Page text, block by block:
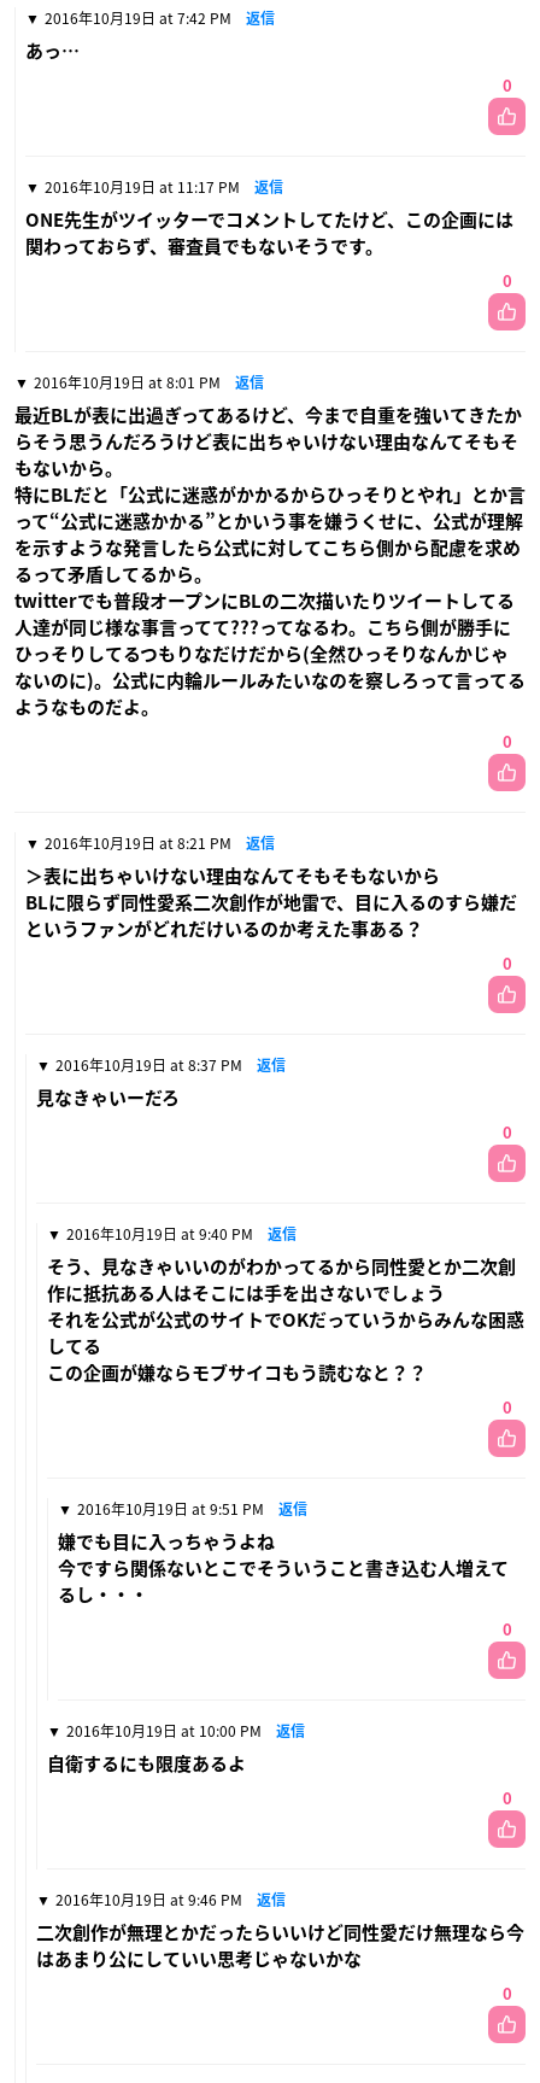
2016年10月19日 at 7:42 PM 返信
あっ…
0
2016年10月19日 at 11:17 PM 返信
ONE先生がツイッターでコメントしてたけど、この企画には
関わっておらず、審査員でもないそうです。
0
2016年10月19日 at 8:01 PM 返信
最近BLが表に出過ぎってあるけど、今まで自重を強いてきたか
らそう思うんだろうけど表に出ちゃいけない理由なんてそもそ
もないから。
特にBLだと「公式に迷惑がかかるからひっそりとやれ」とか言
って“公式に迷惑かかる”とかいう事を嫌うくせに、公式が理解
を示すような発言したら公式に対してこちら側から配慮を求め
るって矛盾してるから。
twitterでも普段オープンにBLの二次描いたりツイートしてる
人達が同じ様な事言ってて???ってなるわ。こちら側が勝手に
ひっそりしてるつもりなだけだから(全然ひっそりなんかじゃ
ないのに)。公式に内輪ルールみたいなのを察しろって言ってる
ようなものだよ。
0
2016年10月19日 at 8:21 PM 返信
＞表に出ちゃいけない理由なんてそもそもないから
BLに限らず同性愛系二次創作が地雷で、目に入るのすら嫌だ
というファンがどれだけいるのか考えた事ある？
0
2016年10月19日 at 8:37 PM 返信
見なきゃいーだろ
0
2016年10月19日 at 9:40 PM 返信
そう、見なきゃいいのがわかってるから同性愛とか二次創
作に抵抗ある人はそこには手を出さないでしょう
それを公式が公式のサイトでOKだっていうからみんな困惑
してる
この企画が嫌ならモブサイコもう読むなと？？
0
2016年10月19日 at 9:51 PM 返信
嫌でも目に入っちゃうよね
今ですら関係ないとこでそういうこと書き込む人増えて
るし・・・
0
2016年10月19日 at 10:00 PM 返信
自衛するにも限度あるよ
0
2016年10月19日 at 9:46 PM 返信
二次創作が無理とかだったらいいけど同性愛だけ無理なら今
はあまり公にしていい思考じゃないかな
0